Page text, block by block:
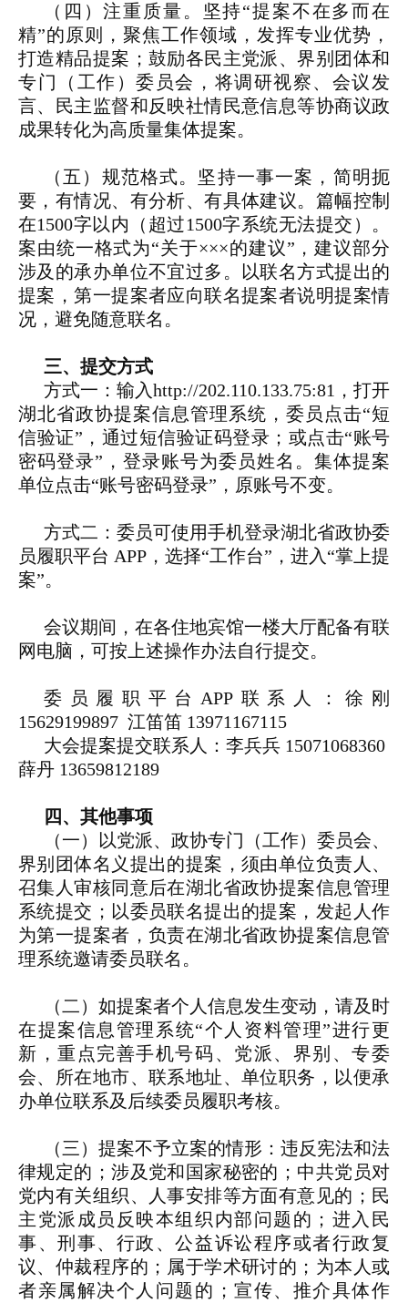
（四）注重质量。坚持“提案不在多而在
精”的原则，聚焦工作领域，发挥专业优势，
打造精品提案；鼓励各民主党派、界别团体和
专门（工作）委员会，将调研视察、会议发
言、民主监督和反映社情民意信息等协商议政
成果转化为高质量集体提案。
（五）规范格式。坚持一事一案，简明扼
要，有情况、有分析、有具体建议。篇幅控制
在1500字以内（超过1500字系统无法提交）。
案由统一格式为“关于×××的建议”，建议部分
涉及的承办单位不宜过多。以联名方式提出的
提案，第一提案者应向联名提案者说明提案情
况，避免随意联名。
三、提交方式
方式一：输入http://202.110.133.75:81，打开
湖北省政协提案信息管理系统，委员点击“短
信验证”，通过短信验证码登录；或点击“账号
密码登录”，登录账号为委员姓名。集体提案
单位点击“账号密码登录”，原账号不变。
方式二：委员可使用手机登录湖北省政协委
员履职平台 APP，选择“工作台”，进入“掌上提
案”。
会议期间，在各住地宾馆一楼大厅配备有联
网电脑，可按上述操作办法自行提交。
委员履职平台APP联系人：徐刚
15629199897 江笛笛 13971167115
大会提案提交联系人：李兵兵 15071068360
薛丹 13659812189
四、其他事项
（一）以党派、政协专门（工作）委员会、
界别团体名义提出的提案，须由单位负责人、
召集人审核同意后在湖北省政协提案信息管理
系统提交；以委员联名提出的提案，发起人作
为第一提案者，负责在湖北省政协提案信息管
理系统邀请委员联名。
（二）如提案者个人信息发生变动，请及时
在提案信息管理系统“个人资料管理”进行更
新，重点完善手机号码、党派、界别、专委
会、所在地市、联系地址、单位职务，以便承
办单位联系及后续委员履职考核。
（三）提案不予立案的情形：违反宪法和法
律规定的；涉及党和国家秘密的；中共党员对
党内有关组织、人事安排等方面有意见的；民
主党派成员反映本组织内部问题的；进入民
事、刑事、行政、公益诉讼程序或者行政复
议、仲裁程序的；属于学术研讨的；为本人或
者亲属解决个人问题的；宣传、推介具体作